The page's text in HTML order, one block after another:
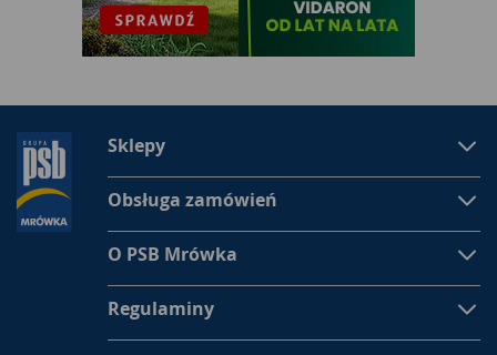
Sklepy
Obsługa zamówień
O PSB Mrówka
Regulaminy